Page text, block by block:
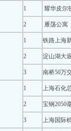
1 耀华皮尔
2 雁荡公寓
1 铁路上海
2 淀山湖大
3 南桥50万
1 上海石化
2 宝钢2050
3 上海国际